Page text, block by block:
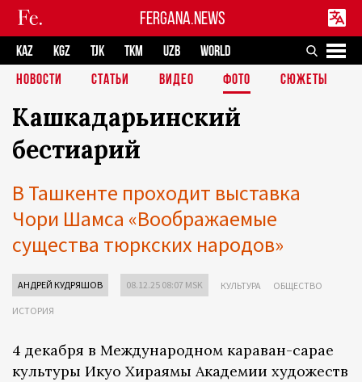
FERGANA.NEWS
KAZ KGZ TJK TKM UZB
WORLD
НОВОСТИ
СТАТЬИ ВИДЕО ФОТО СЮЖЕТЫ
Кашкадарьинский
бестиарий
В Ташкенте проходит выставка
Чори Шамса «Воображаемые
существа тюркских народов»
АНДРЕЙ КУДРЯШОВ 08.12.25 08:07 MSK КУЛЬТУРА ОБЩЕСТВО
ИСТОРИЯ
4 декабря в Международном караван-сарае
культуры Икуо Хираямы Академии художеств